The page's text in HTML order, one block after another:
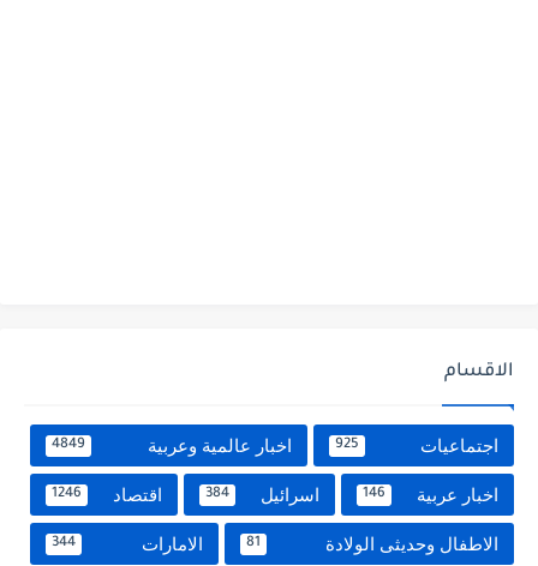
الاقسام
اجتماعيات 925 اخبار عالمية وعربية 4849
اخبار عربية 146 اسرائيل 384 اقتصاد 1246
الاطفال وحديثى الولادة 81 الامارات 344